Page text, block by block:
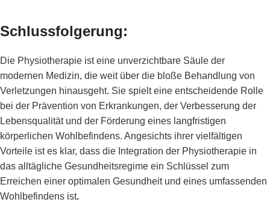
Schlussfolgerung:
Die Physiotherapie ist eine unverzichtbare Säule der
modernen Medizin, die weit über die bloße Behandlung von
Verletzungen hinausgeht. Sie spielt eine entscheidende Rolle
bei der Prävention von Erkrankungen, der Verbesserung der
Lebensqualität und der Förderung eines langfristigen
körperlichen Wohlbefindens. Angesichts ihrer vielfältigen
Vorteile ist es klar, dass die Integration der Physiotherapie in
das alltägliche Gesundheitsregime ein Schlüssel zum
Erreichen einer optimalen Gesundheit und eines umfassenden
Wohlbefindens ist.